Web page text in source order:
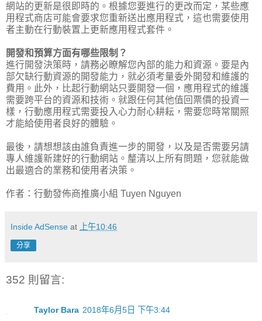
網站的更新是很即時的。根據您要進行的更改而定，某些應
用程式商店可能會要求您重新送出應用程式，這也需要使用
者主動在行動裝置上更新應用程式套件。
開發和預算方面有哪些限制？
進行開發決策時，請務必瞭解您內部的能力和資源。要是內
部欠缺行動資源的開發能力，就必須考量委外開發和維護的
費用。此外，比起行動網站只要開發一個，應用程式的維護
需要跨平台的資源和技術。就跟任何其他值回票價的投資一
樣，行動應用程式需要投入心力耐心耕耘，需要您時常關照
才能給使用者良好的體驗。
最後，請想想該由誰負責進一步的開發，以及是否需要另請
專人維護新建好的行動網站。釐清以上所有問題，您就能做
出最適合的業務和使用者決策。
作者：行動發佈商推廣小組 Tuyen Nguyen
Inside AdSense at 上午10:46
分享
352 則留言:
Taylor Bara 2018年6月5日 下午3:44